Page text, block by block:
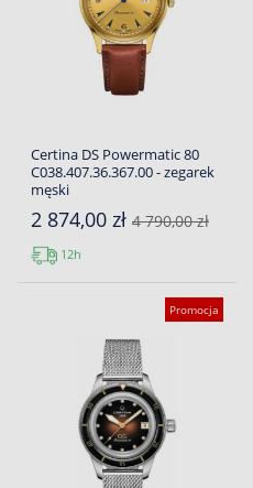
Certina DS Powermatic 80
C038.407.36.367.00 - zegarek
męski
2 874,00 zł 4 790,00 zł
12h
Promocja